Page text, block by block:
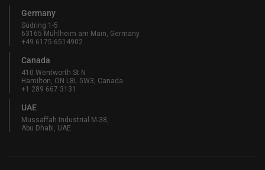
Germany
Südring 1-5
63165 Mühlheim am Main, Germany
+49 6175 6514902
Canada
410 Wentworth St N
Hamilton, ON L8L 5W3, Canada
+1 289 667 3131
UAE
Mussaffah Industrial M-38,
Abu Dhabi, UAE